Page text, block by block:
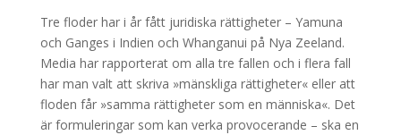
Tre floder har i år fått juridiska rättigheter – Yamuna
och Ganges i Indien och Whanganui på Nya Zeeland.
Media har rapporterat om alla tre fallen och i flera fall
har man valt att skriva »mänskliga rättigheter« eller att
floden får »samma rättigheter som en människa«. Det
är formuleringar som kan verka provocerande – ska en